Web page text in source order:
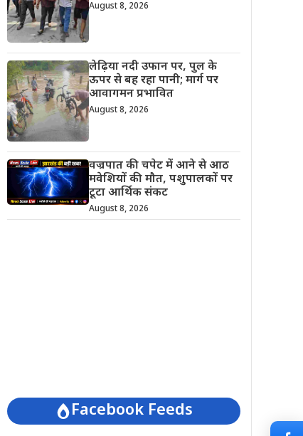
August 8, 2026
लेढ़िया नदी उफान पर, पुल के
ऊपर से बह रहा पानी; मार्ग पर
आवागमन प्रभावित
August 8, 2026
वज्रपात की चपेट में आने से आठ
मवेशियों की मौत, पशुपालकों पर
टूटा आर्थिक संकट
August 8, 2026
Facebook Feeds